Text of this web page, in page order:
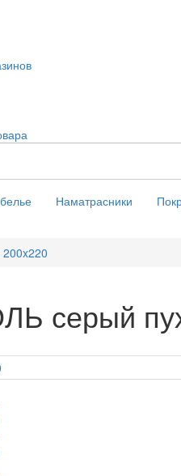
Наматрасники
серый